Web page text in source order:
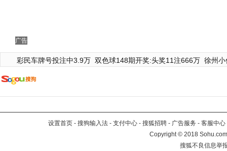
广告
彩民车牌号投注中3.9万 双色球148期开奖:头奖11注666万 徐州
设置首页 - 搜狗输入法 - 支付中心 - 搜狐招聘 - 广告服务 - 客服中心
Copyright©2018
搜狐不良信息举